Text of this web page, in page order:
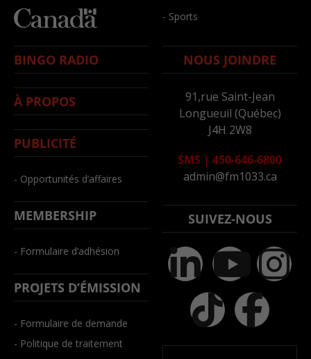
- Sports
BINGO RADIO
À PROPOS
PUBLICITÉ
- Opportunités d’affaires
MEMBERSHIP
- Formulaire d’adhésion
PROJETS D’ÉMISSION
- Formulaire de demande
- Politique de traitement
NOUS JOINDRE
91,rue Saint-Jean
Longueuil (Québec)
J4H 2W8
SMS | 450-646-6800
admin@fm1033.ca
SUIVEZ-NOUS